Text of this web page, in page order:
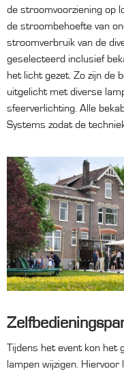
de stroomvoorziening op
de stroombehoefte van
stroomverbruik van de
geselecteerd inclusief
het licht gezet. Zo zijn de
uitgelicht met diverse
sfeerverlichting. Alle
Systems zodat de
Tijdens het event kon het
lampen wijzigen.